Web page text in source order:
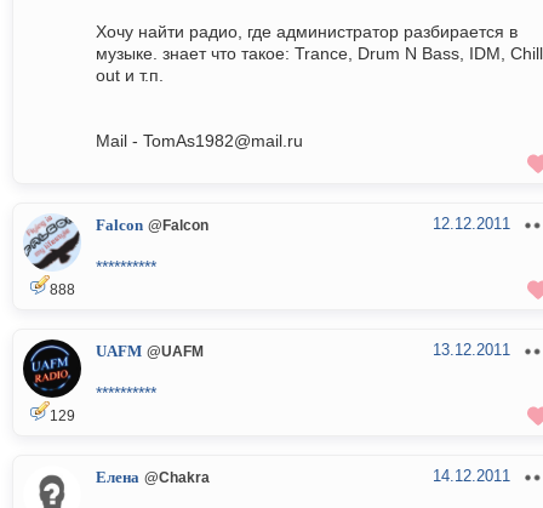
Хочу найти радио, где администратор разбирается в
музыке. знает что такое: Trance, Drum N Bass, IDM,
out и т.п.
Mail - TomAs1982@mail.ru
888
Falcon @Falcon 12.12.2011
**********
129
UAFM @UAFM 13.12.2011
**********
Елена @Chakra 14.12.2011